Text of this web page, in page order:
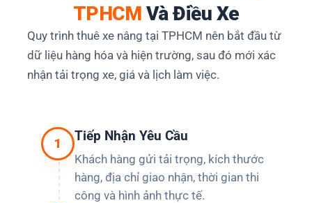
TPHCM Và Điều Xe
Quy trình thuê xe nâng tại TPHCM nên bắt đầu từ
dữ liệu hàng hóa và hiện trường, sau đó mới xác
nhận tải trọng xe, giá và lịch làm việc.
1 Tiếp Nhận Yêu Cầu
Khách hàng gửi tải trọng, kích thước
hàng, địa chỉ giao nhận, thời gian thi
công và hình ảnh thực tế.